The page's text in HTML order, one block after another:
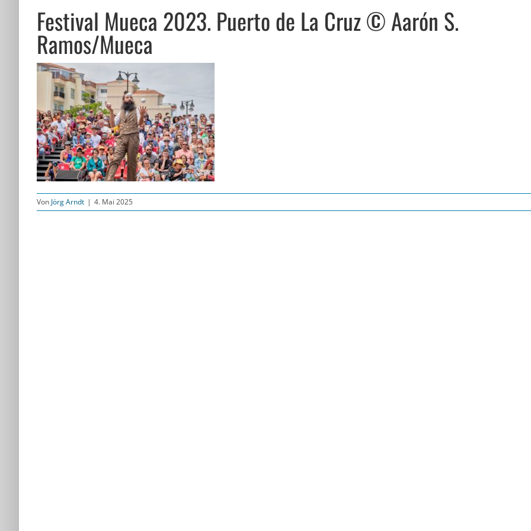
Festival Mueca 2023. Puerto de La Cruz © Aarón S.
Ramos/Mueca
Von Jörg Arndt | 4. Mai 2025